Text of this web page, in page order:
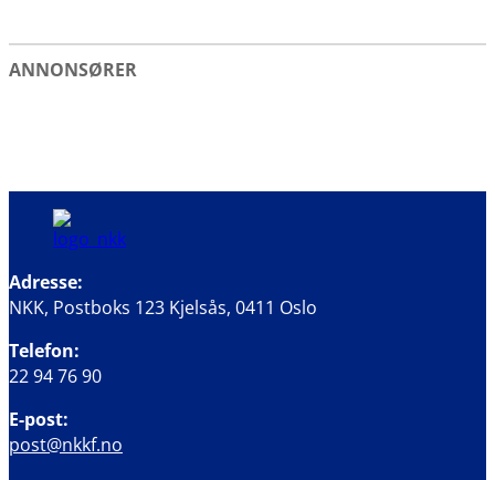
ANNONSØRER
Adresse:
NKK, Postboks 123 Kjelsås, 0411 Oslo
Telefon:
22 94 76 90
E-post:
post@nkkf.no